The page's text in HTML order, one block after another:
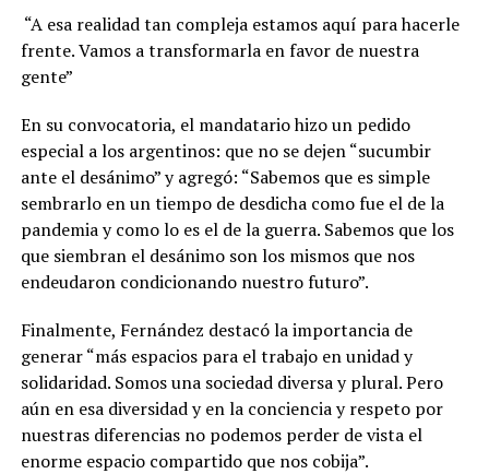
“A esa realidad tan compleja estamos aquí para hacerle
frente. Vamos a transformarla en favor de nuestra
gente”
En su convocatoria, el mandatario hizo un pedido
especial a los argentinos: que no se dejen “sucumbir
ante el desánimo” y agregó: “Sabemos que es simple
sembrarlo en un tiempo de desdicha como fue el de la
pandemia y como lo es el de la guerra. Sabemos que los
que siembran el desánimo son los mismos que nos
endeudaron condicionando nuestro futuro”.
Finalmente, Fernández destacó la importancia de
generar “más espacios para el trabajo en unidad y
solidaridad. Somos una sociedad diversa y plural. Pero
aún en esa diversidad y en la conciencia y respeto por
nuestras diferencias no podemos perder de vista el
enorme espacio compartido que nos cobija”.